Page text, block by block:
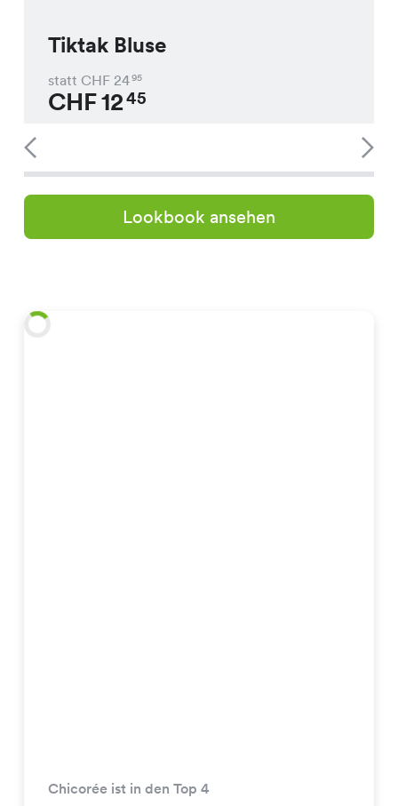
Tiktak Bluse
statt CHF 2495
CHF1245
Lookbook ansehen
Chicorée ist in den Top 4